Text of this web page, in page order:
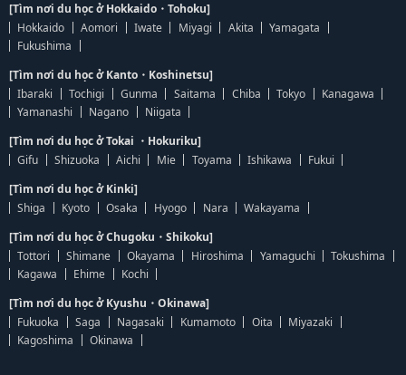
[Tìm nơi du học ở Hokkaido・Tohoku]
Hokkaido
Aomori Iwate Miyagi Akita
Yamagata
Fukushima
[Tìm nơi du học ở Kanto・Koshinetsu]
Ibaraki
Tochigi Gunma Saitama Chiba Tokyo
Kanagawa
Yamanashi
Nagano
Niigata
[Tìm nơi du học ở Tokai ・Hokuriku]
Gifu
Shizuoka Aichi Mie Toyama Ishikawa
Fukui
[Tìm nơi du học ở Kinki]
Shiga
Kyoto Osaka Hyogo Nara
Wakayama
[Tìm nơi du học ở Chugoku・Shikoku]
Tottori
Shimane Okayama Hiroshima Yamaguchi
Tokushima
Kagawa
Ehime
Kochi
[Tìm nơi du học ở Kyushu・Okinawa]
Fukuoka
Saga Nagasaki Kumamoto Oita
Miyazaki
Kagoshima
Okinawa